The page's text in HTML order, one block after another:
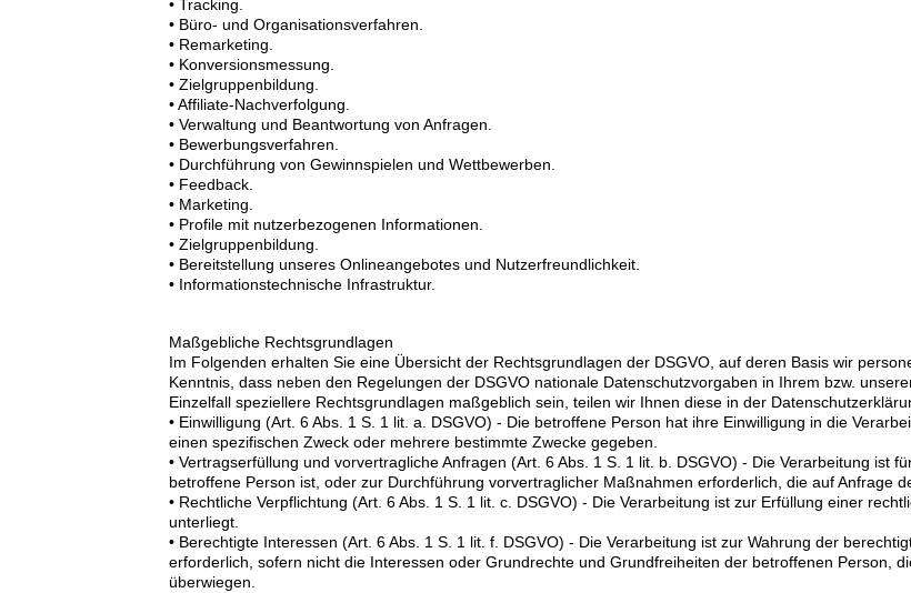
• Tracking.
• Büro- und Organisationsverfahren.
• Remarketing.
• Konversionsmessung.
• Zielgruppenbildung.
• Affiliate-Nachverfolgung.
• Verwaltung und Beantwortung von Anfragen.
• Bewerbungsverfahren.
• Durchführung von Gewinnspielen und Wettbewerben.
• Feedback.
• Marketing.
• Profile mit nutzerbezogenen Informationen.
• Zielgruppenbildung.
• Bereitstellung unseres Onlineangebotes und Nutzerfreundlichkeit.
• Informationstechnische Infrastruktur.
Maßgebliche Rechtsgrundlagen
Im Folgenden erhalten Sie eine Übersicht der Rechtsgrundlagen der DSGVO, auf deren Basis wir
Kenntnis, dass neben den Regelungen der DSGVO nationale Datenschutzvorgaben in Ihrem bzw.
Einzelfall speziellere Rechtsgrundlagen maßgeblich sein, teilen wir Ihnen diese in der
• Einwilligung (Art. 6 Abs. 1 S. 1 lit. a. DSGVO) - Die betroffene Person hat ihre Einwilligung in die
einen spezifischen Zweck oder mehrere bestimmte Zwecke gegeben.
• Vertragserfüllung und vorvertragliche Anfragen (Art. 6 Abs. 1 S. 1 lit. b. DSGVO) - Die Verarbeitung ist
betroffene Person ist, oder zur Durchführung vorvertraglicher Maßnahmen erforderlich, die auf Anfrage
• Rechtliche Verpflichtung (Art. 6 Abs. 1 S. 1 lit. c. DSGVO) - Die Verarbeitung ist zur Erfüllung einer
unterliegt.
• Berechtigte Interessen (Art. 6 Abs. 1 S. 1 lit. f. DSGVO) - Die Verarbeitung ist zur Wahrung der
erforderlich, sofern nicht die Interessen oder Grundrechte und Grundfreiheiten der betroffenen Person,
überwiegen.